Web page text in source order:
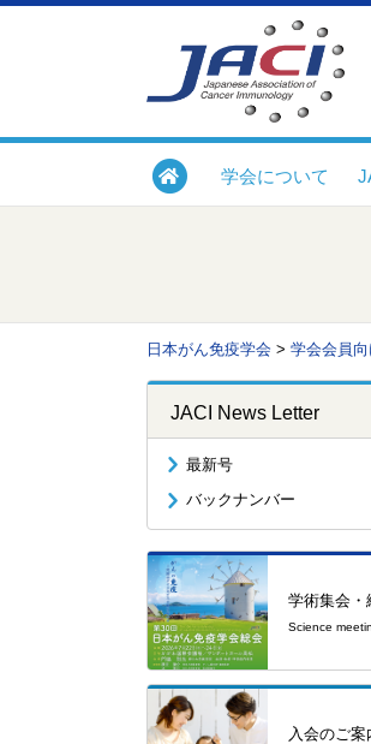
学会について
日本がん免疫学会 > 学会会員向
JACI News Letter
最新号
バックナンバー
学術集会・
Science
入会のご案